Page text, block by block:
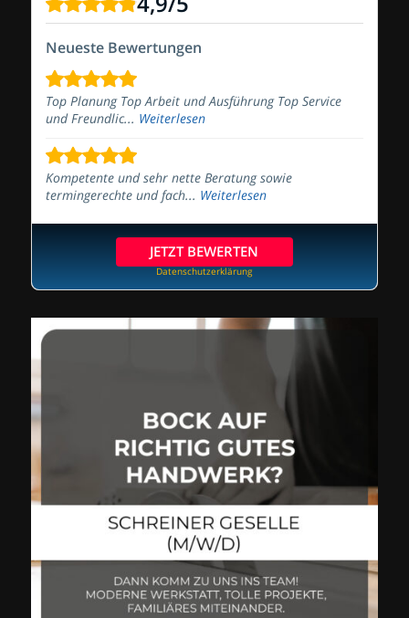
Neueste Bewertungen
Top Planung Top Arbeit und Ausführung Top Service
und Freundlic... Weiterlesen
Kompetente und sehr nette Beratung sowie
termingerechte und fach... Weiterlesen
JETZT BEWERTEN
Datenschutzerklärung